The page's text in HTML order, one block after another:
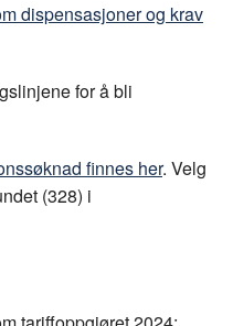
dispensasjoner og krav
for å bli
finnes her. Velg
(328) i